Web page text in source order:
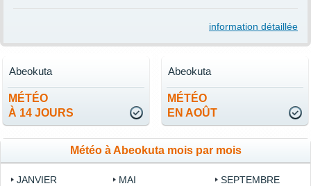
information détaillée
MÉTÉO
À 14 JOURS
Abeokuta
MÉTÉO
EN AOÛT
Abeokuta
Météo à Abeokuta mois par mois
JANVIER
MAI
SEPTEMBRE